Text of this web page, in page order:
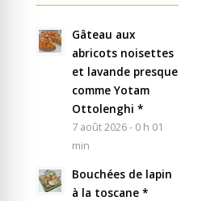
Gâteau aux
abricots noisettes
et lavande presque
comme Yotam
Ottolenghi *
7 août 2026 - 0 h 01
min
Bouchées de lapin
à la toscane *